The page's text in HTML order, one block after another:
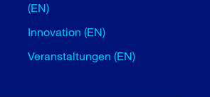
(EN)
Innovation (EN)
Veranstaltungen (EN)